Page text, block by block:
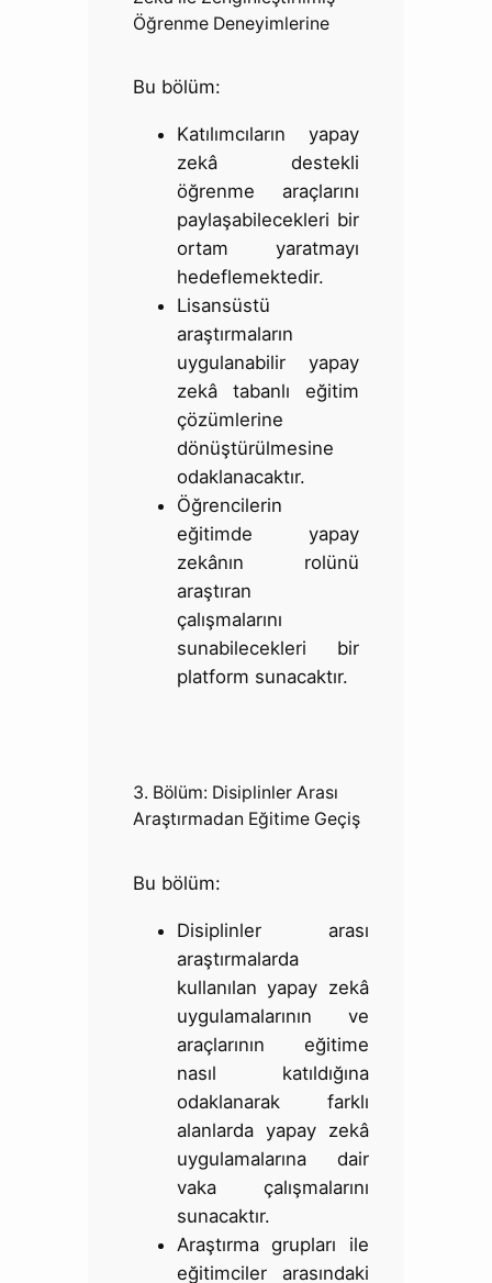
Öğrenme Deneyimlerine
Bu bölüm:
Katılımcıların yapay
zekâ destekli
öğrenme araçlarını
paylaşabilecekleri bir
ortam yaratmayı
hedeflemektedir.
Lisansüstü
araştırmaların
uygulanabilir yapay
zekâ tabanlı eğitim
çözümlerine
dönüştürülmesine
odaklanacaktır.
Öğrencilerin
eğitimde yapay
zekânın rolünü
araştıran
çalışmalarını
sunabilecekleri bir
platform sunacaktır.
3. Bölüm: Disiplinler Arası
Araştırmadan Eğitime Geçiş
Bu bölüm:
Disiplinler arası
araştırmalarda
kullanılan yapay zekâ
uygulamalarının ve
araçlarının eğitime
nasıl katıldığına
odaklanarak farklı
alanlarda yapay zekâ
uygulamalarına dair
vaka çalışmalarını
sunacaktır.
Araştırma grupları ile
eğitimciler arasındaki